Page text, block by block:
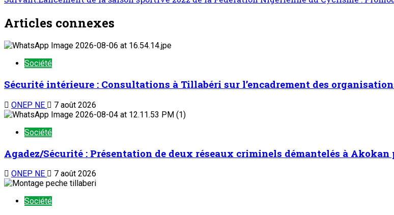
Articles connexes
Société
Sécurité intérieure : Consultations à Tillabéri sur l’encadrement des
ONEP NE 7 août 2026
Société
Agadez/Sécurité : Présentation de deux réseaux criminels démantelés à Akokan
ONEP NE 7 août 2026
Société